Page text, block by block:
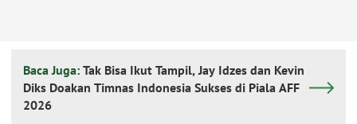
Baca Juga: Tak Bisa Ikut Tampil, Jay Idzes dan Kevin
Diks Doakan Timnas Indonesia Sukses di Piala AFF
2026